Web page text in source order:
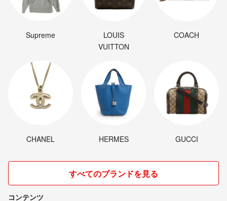
Supreme
LOUIS
VUITTON
COACH
CHANEL HERMES GUCCI
すべてのブランドを見る
コンテンツ